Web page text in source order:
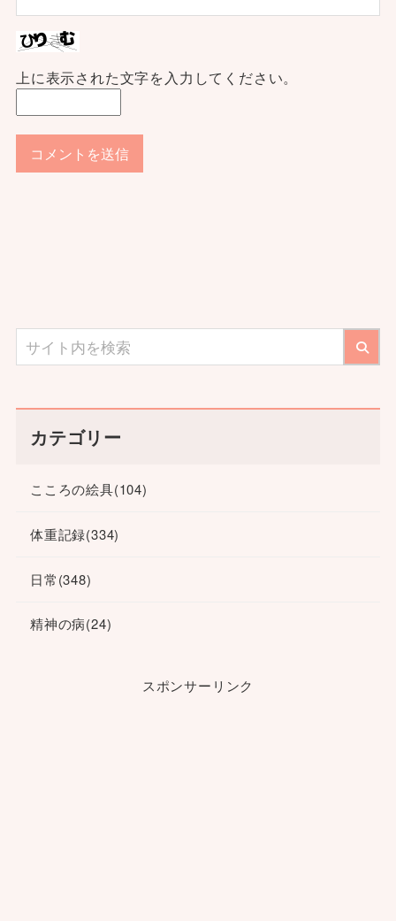
上に表示された文字を入力してください。
カテゴリー
こころの絵具(104)
体重記録(334)
日常(348)
精神の病(24)
スポンサーリンク